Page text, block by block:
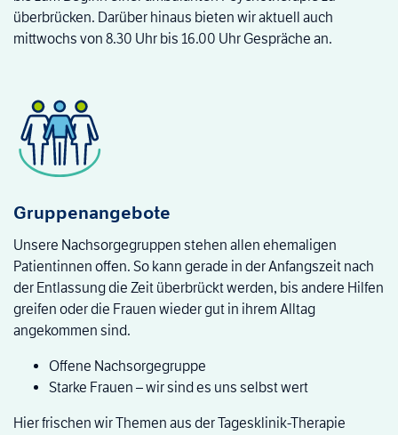
überbrücken. Darüber hinaus bieten wir aktuell auch
mittwochs von 8.30 Uhr bis 16.00 Uhr Gespräche an.
Gruppenangebote
Unsere Nachsorgegruppen stehen allen ehemaligen
Patientinnen offen. So kann gerade in der Anfangszeit nach
der Entlassung die Zeit überbrückt werden, bis andere Hilfen
greifen oder die Frauen wieder gut in ihrem Alltag
angekommen sind.
Offene Nachsorgegruppe
Starke Frauen – wir sind es uns selbst wert
Hier frischen wir Themen aus der Tagesklinik-Therapie